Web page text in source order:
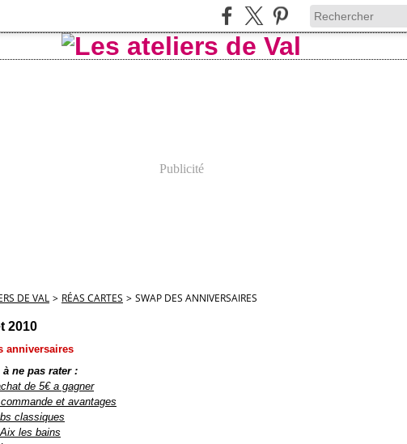
Publicité
DE VAL > RÉAS CARTES > SWAP DES ANNIVERSAIRES
2010
anniversaires
ne pas rater :
de 5€ a gagner
et avantages
classiques
les bains